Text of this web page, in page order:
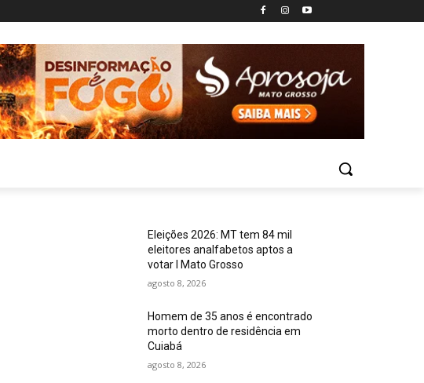
Eleições 2026: MT tem 84 mil
eleitores analfabetos aptos a
votar I Mato Grosso
agosto 8, 2026
Homem de 35 anos é encontrado
morto dentro de residência em
Cuiabá
agosto 8, 2026